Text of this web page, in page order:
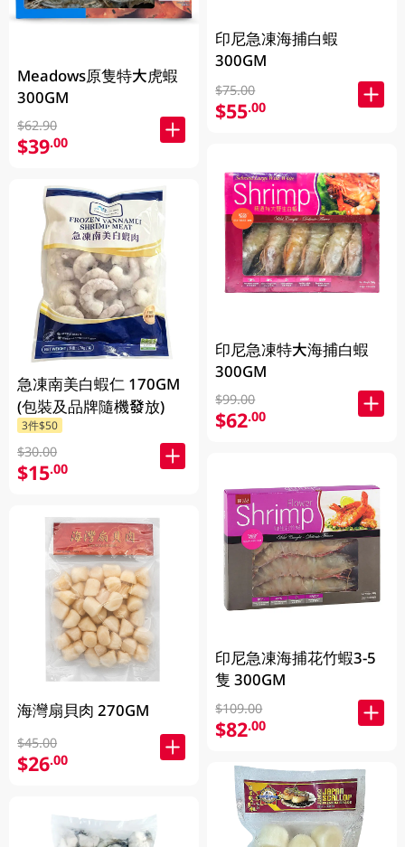
Meadows原隻特大虎蝦
300GM
$62.90
$39.00
急凍南美白蝦仁 170GM
(包裝及品牌隨機發放)
3件$50
$30.00
$15.00
海灣扇貝肉 270GM
$45.00
$26.00
印尼急凍海捕白蝦
300GM
$75.00
$55.00
印尼急凍特大海捕白蝦
300GM
$99.00
$62.00
印尼急凍海捕花竹蝦3-5
隻 300GM
$109.00
$82.00